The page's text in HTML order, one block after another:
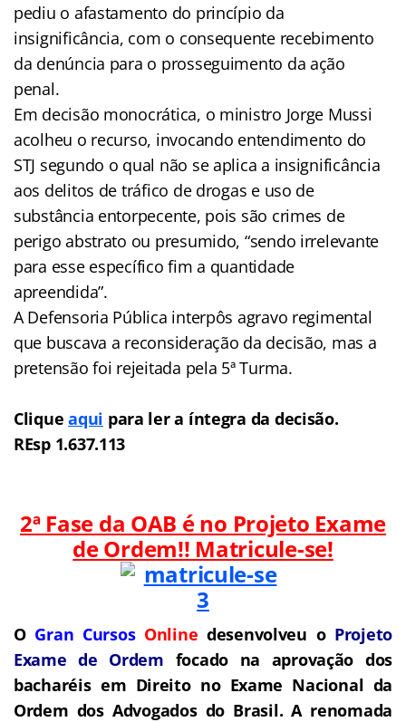
pediu o afastamento do princípio da
insignificância, com o consequente recebimento
da denúncia para o prosseguimento da ação
penal.
Em decisão monocrática, o ministro Jorge Mussi
acolheu o recurso, invocando entendimento do
STJ segundo o qual não se aplica a insignificância
aos delitos de tráfico de drogas e uso de
substância entorpecente, pois são crimes de
perigo abstrato ou presumido, “sendo irrelevante
para esse específico fim a quantidade
apreendida”.
A Defensoria Pública interpôs agravo regimental
que buscava a reconsideração da decisão, mas a
pretensão foi rejeitada pela 5ª Turma.
Cliqueaqui para ler a íntegra da decisão.
REsp 1.637.113
2ª Fase da OAB é no Projeto Exame
de Ordem!! Matricule-se!
O Gran Cursos Online desenvolveu o Projeto
Exame de Ordem focado na aprovação dos
bacharéis em Direito no Exame Nacional da
Ordem dos Advogados do Brasil. A renomada